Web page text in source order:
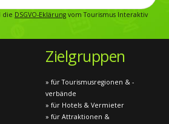
die DSGVO-Eklärung vom Tourismus Interaktiv
Zielgruppen
» für Tourismusregionen & -
verbände
» für Hotels & Vermieter
» für Attraktionen &